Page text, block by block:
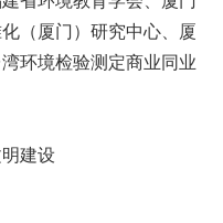
（厦门）研究中心、厦
环境检验测定商业同业
建设